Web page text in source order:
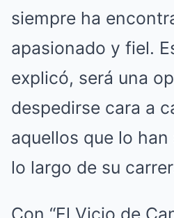
siempre ha
apasionado y fiel.
explicó, será una
despedirse cara a
aquellos que lo
lo largo de su